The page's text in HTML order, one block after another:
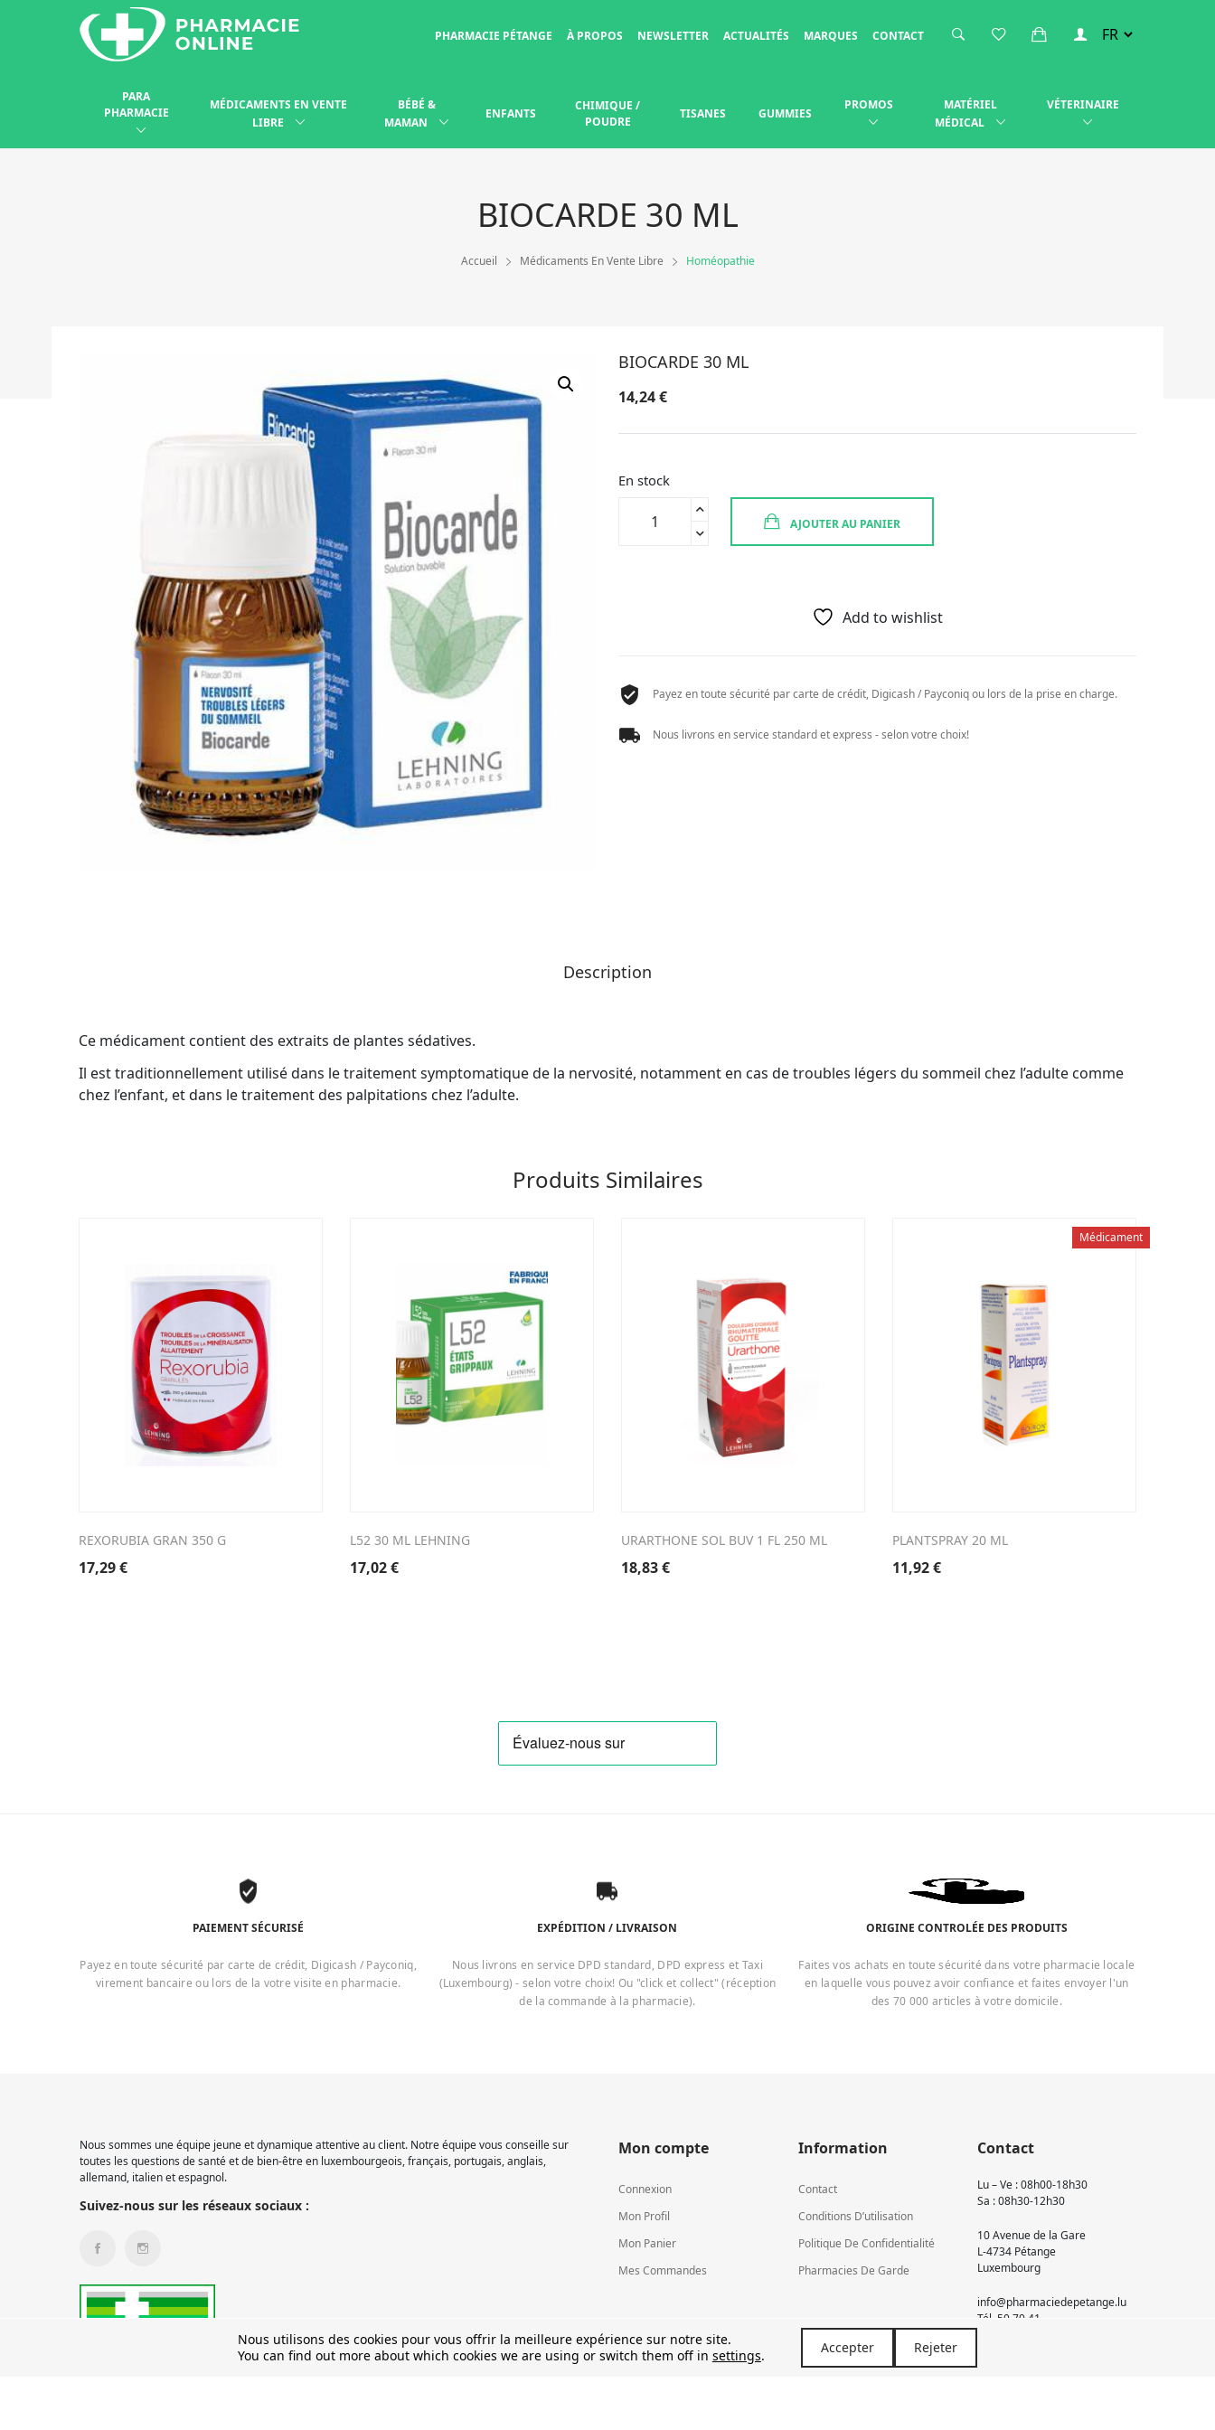
PHARMACIE PÉTANGE À PROPOS NEWSLETTER ACTUALITÉS MARQUES CONTACT
PARA
PHARMACIE
MÉDICAMENTS EN VENTE
LIBRE
BÉBÉ &
MAMAN
ENFANTS
CHIMIQUE /
POUDRE
TISANES GUMMIES
PROMOS
MATÉRIEL
MÉDICAL
VÉTERINAIRE
BIOCARDE 30 ML
Accueil Médicaments En Vente Libre Homéopathie
BIOCARDE 30 ML
14,24€
En stock
AJOUTER AU PANIER
Add to wishlist
Payez en toute sécurité par carte de crédit, Digicash / Payconiq ou lors de la prise en charge.
Nous livrons en service standard et express - selon votre choix!
Description
Ce médicament contient des extraits de plantes sédatives.
Il est traditionnellement utilisé dans letraitement symptomatiquede la nervosité, notamment en cas de troubles légers du sommeil chez l’adulte comme
chez l’enfant, et dans le traitement des palpitations chez l’adulte.
Produits Similaires
REXORUBIA GRAN 350 G
17,29€
L52 30 ML LEHNING
17,02€
URARTHONE SOL BUV 1 FL 250 ML
18,83€
Médicament
PLANTSPRAY 20 ML
11,92€
PAIEMENT SÉCURISÉ
Payez en toute sécurité par carte de crédit, Digicash / Payconiq,
virement bancaire ou lors de la votre visite en pharmacie.
EXPÉDITION / LIVRAISON
Nous livrons en service DPD standard, DPD express et Taxi
(Luxembourg) - selon votre choix! Ou "click et collect" (réception
de la commande à la pharmacie).
ORIGINE CONTROLÉE DES PRODUITS
Faites vos achats en toute sécurité dans votre pharmacie locale
en laquelle vous pouvez avoir confiance et faites envoyer l'un
des 70 000 articles à votre domicile.
Nous sommes une équipe jeune et dynamique attentive au client. Notre équipe vous conseille sur
toutes les questions de santé et de bien-être en luxembourgeois, français, portugais, anglais,
allemand, italien et espagnol.
Suivez-nous sur les réseaux sociaux :
Mon compte
Connexion
Mon Profil
Mon Panier
Mes Commandes
Information
Contact
Conditions D’utilisation
Politique De Confidentialité
Pharmacies De Garde
Contact
Lu – Ve : 08h00-18h30
Sa : 08h30-12h30
10 Avenue de la Gare
L-4734 Pétange
Luxembourg
info@pharmaciedepetange.lu
Tél. 50 70 41
Nous utilisons des cookies pour vous offrir la meilleure expérience sur notre site.
You can find out more about which cookies we are using or switch them off in settings. Accepter Rejeter